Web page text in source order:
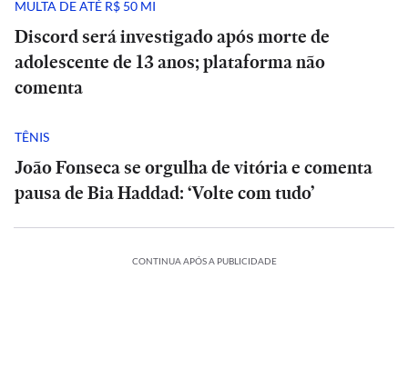
MULTA DE ATÉ R$ 50 MI
Discord será investigado após morte de
adolescente de 13 anos; plataforma não
comenta
TÊNIS
João Fonseca se orgulha de vitória e comenta
pausa de Bia Haddad: ‘Volte com tudo’
CONTINUA APÓS A PUBLICIDADE